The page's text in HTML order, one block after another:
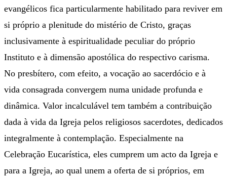
evangélicos fica particularmente habilitado para reviver em
si próprio a plenitude do mistério de Cristo, graças
inclusivamente à espiritualidade peculiar do próprio
Instituto e à dimensão apostólica do respectivo carisma.
No presbítero, com efeito, a vocação ao sacerdócio e à
vida consagrada convergem numa unidade profunda e
dinâmica. Valor incalculável tem também a contribuição
dada à vida da Igreja pelos religiosos sacerdotes, dedicados
integralmente à contemplação. Especialmente na
Celebração Eucarística, eles cumprem um acto da Igreja e
para a Igreja, ao qual unem a oferta de si próprios, em